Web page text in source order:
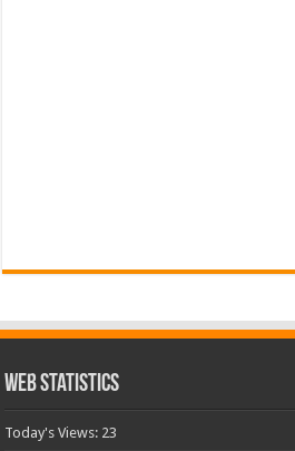
Web Statistics
Today's Views: 23